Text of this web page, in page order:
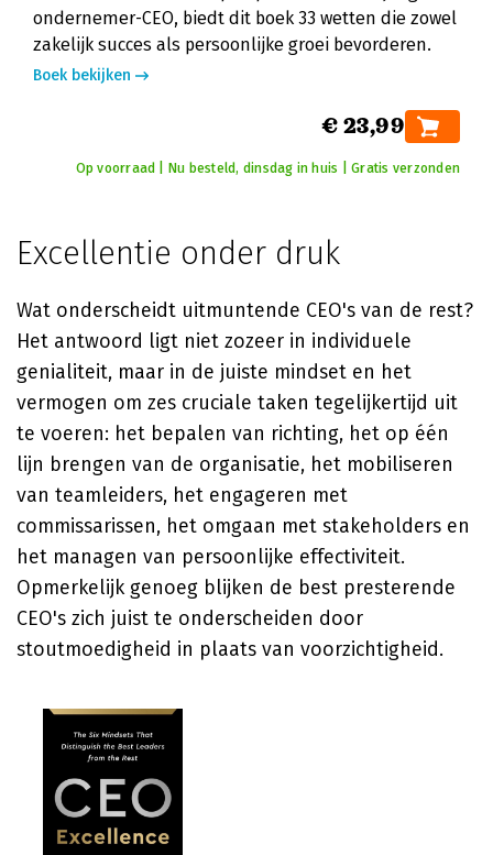
ondernemer-CEO, biedt dit boek 33 wetten die zowel
zakelijk succes als persoonlijke groei bevorderen.
Boek bekijken
€ 23,99
Op voorraad | Nu besteld, dinsdag in huis | Gratis verzonden
Excellentie onder druk
Wat onderscheidt uitmuntende CEO's van de rest?
Het antwoord ligt niet zozeer in individuele
genialiteit, maar in de juiste mindset en het
vermogen om zes cruciale taken tegelijkertijd uit
te voeren: het bepalen van richting, het op één
lijn brengen van de organisatie, het mobiliseren
van teamleiders, het engageren met
commissarissen, het omgaan met stakeholders en
het managen van persoonlijke effectiviteit.
Opmerkelijk genoeg blijken de best presterende
CEO's zich juist te onderscheiden door
stoutmoedigheid in plaats van voorzichtigheid.